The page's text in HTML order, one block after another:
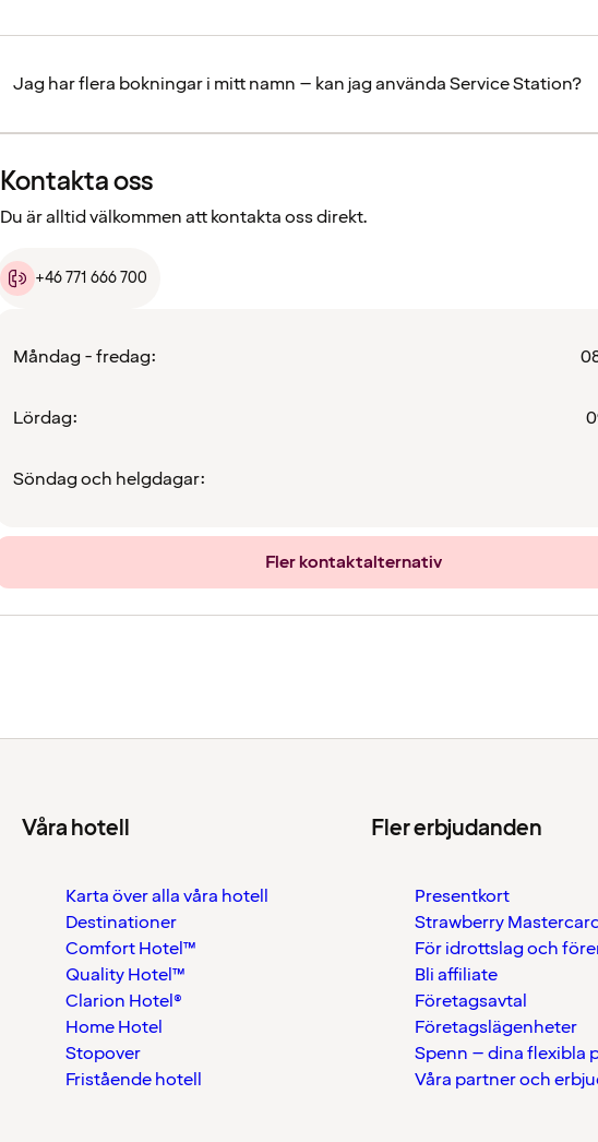
Jag har flera bokningar i mitt namn – kan jag använda Service Station?
Kontakta oss
Du är alltid välkommen att kontakta oss direkt.
+46 771 666 700
Måndag - fredag:
Lördag:
Söndag och helgdagar:
Fler kontaktalternativ
Våra hotell
Karta över alla våra hotell
Destinationer
Comfort Hotel™
Quality Hotel™
Clarion Hotel®
Home Hotel
Stopover
Fristående hotell
Fler erbjudanden
Presentkort
Strawberry
För idrottslag och
Bli affiliate
Företagsavtal
Företagslägenheter
Spenn – dina flexibla
Våra partner och